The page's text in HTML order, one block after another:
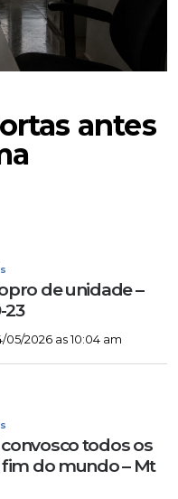
antes
de unidade –
23
05/2026 as 10:04 am
todos os
fim do mundo – Mt